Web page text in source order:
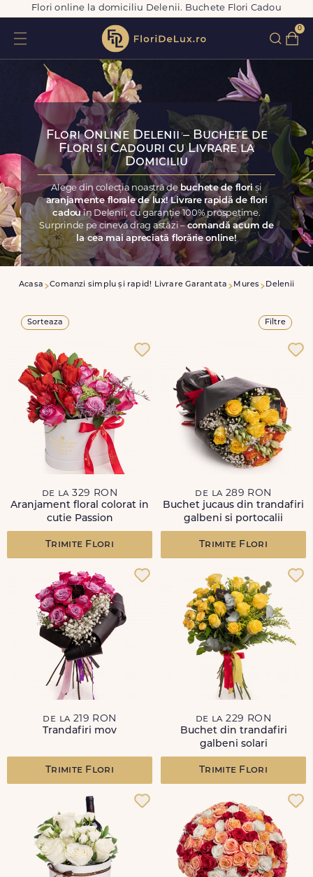
Flori online la domiciliu Delenii. Buchete Flori Cadou
0
Flori Online Delenii – Buchete de
Flori și Cadouri cu Livrare la
Domiciliu
Alege din colecția noastră de buchete de floriși
aranjamente florale de lux! Livrare rapidă de flori
cadouîn Delenii, cu garanție 100% prospețime.
Surprinde pe cineva drag astăzi –comandă acum de
la cea mai apreciată florărie online!
Acasa Comanzi simplu și rapid! Livrare Garantata Mures Delenii
Sorteaza Filtre
de la 329 RON
Aranjament floral colorat in
cutie Passion
Trimite Flori
de la 289 RON
Buchet jucaus din trandafiri
galbeni si portocalii
Trimite Flori
de la 219 RON
Trandafiri mov
Trimite Flori
de la 229 RON
Buchet din trandafiri
galbeni solari
Trimite Flori